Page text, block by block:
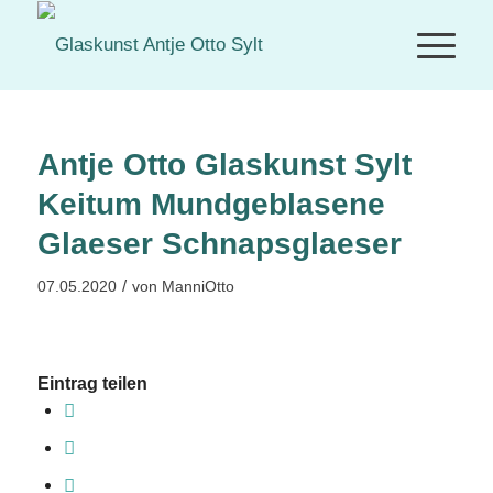
Antje Otto Glaskunst Sylt
Keitum Mundgeblasene
Glaeser Schnapsglaeser
07.05.2020 / von ManniOtto
Eintrag teilen